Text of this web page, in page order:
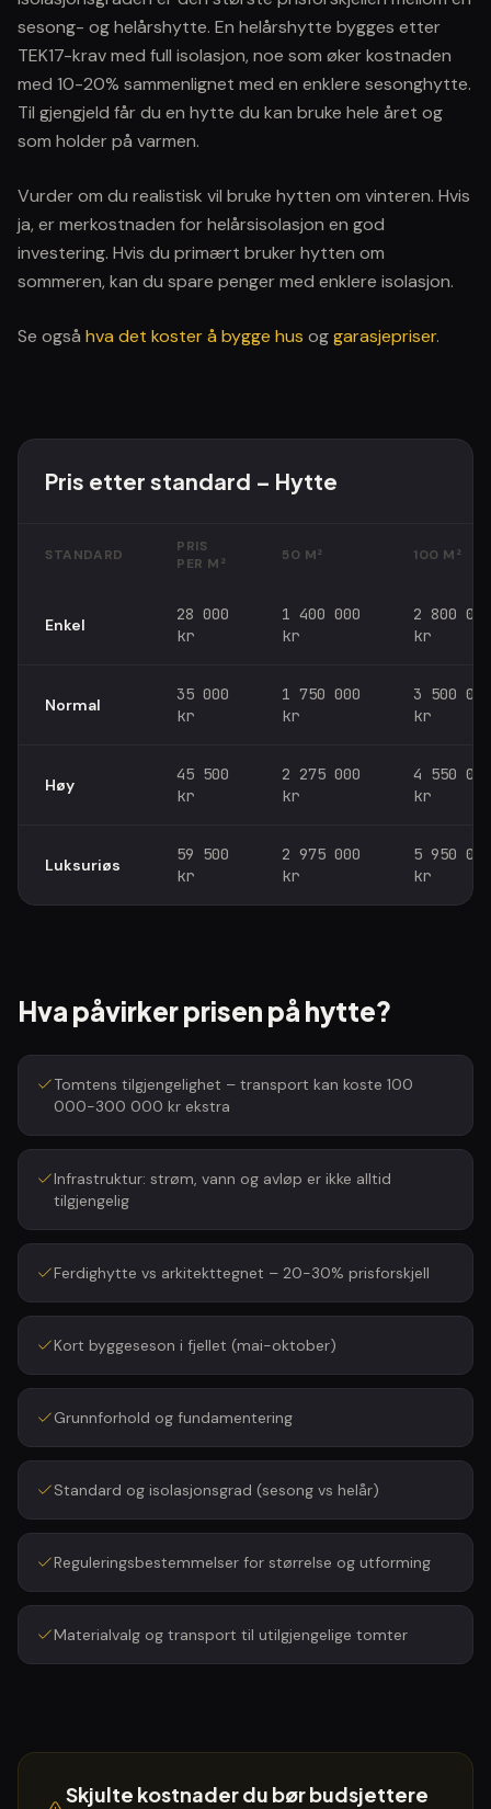
sesong- og helårshytte. En helårshytte bygges etter
TEK17-krav med full isolasjon, noe som øker kostnaden
med 10-20% sammenlignet med en enklere sesonghytte.
Til gjengjeld får du en hytte du kan bruke hele året og
som holder på varmen.
Vurder om du realistisk vil bruke hytten om vinteren. Hvis
ja, er merkostnaden for helårsisolasjon en god
investering. Hvis du primært bruker hytten om
sommeren, kan du spare penger med enklere isolasjon.
Se også hva det koster å bygge hus oggarasjepriser.
Pris etter standard – Hytte
STANDARD
PRIS
PER M²
50 M² 100 M²
Enkel
28 000
kr
1 400 000
kr
2 800 000
kr
Normal
35 000
kr
1 750 000
kr
3 500 000
kr
Høy
45 500
kr
2 275 000
kr
4 550 000
kr
Luksuriøs
59 500
kr
2 975 000
kr
5 950 000
kr
Hva påvirker prisen på hytte?
Tomtens tilgjengelighet – transport kan koste 100
000-300 000 kr ekstra
Infrastruktur: strøm, vann og avløp er ikke alltid
tilgjengelig
Ferdighytte vs arkitekttegnet – 20-30% prisforskjell
Kort byggeseson i fjellet (mai-oktober)
Grunnforhold og fundamentering
Standard og isolasjonsgrad (sesong vs helår)
Reguleringsbestemmelser for størrelse og utforming
Materialvalg og transport til utilgjengelige tomter
Skjulte kostnader du bør budsjettere